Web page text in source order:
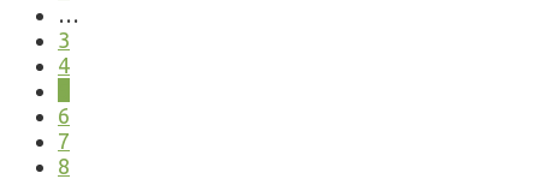
…
3
4
6
7
8